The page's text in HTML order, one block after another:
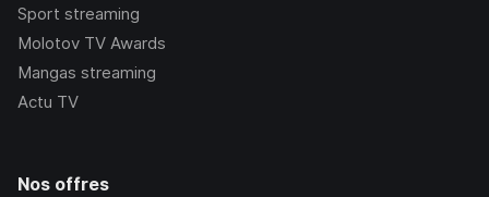
Sport streaming
Molotov TV Awards
Mangas streaming
Actu TV
Nos offres